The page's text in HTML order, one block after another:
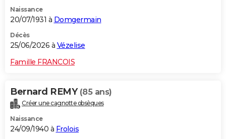
Dictionnaire
Biographies
Citations
Expressions
Proverbes
PROGRAMME TV
S'inscrire
Se connecter
Lycées
Collèges
Primaires
Universités
Entreprises
Service militaire
Avis de recherche
AVIS DE DÉCÈS
FORUM
Naissance
20/07/1931 à Domgermain
Décès
25/06/2026 à Vézelise
Famille FRANCOIS
Bernard REMY (85 ans)
Créer une cagnotte obsèques
Naissance
24/09/1940 à Frolois